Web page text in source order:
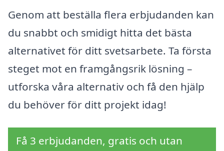
Genom att beställa flera erbjudanden kan
du snabbt och smidigt hitta det bästa
alternativet för ditt svetsarbete. Ta första
steget mot en framgångsrik lösning –
utforska våra alternativ och få den hjälp
du behöver för ditt projekt idag!
Få 3 erbjudanden, gratis och utan